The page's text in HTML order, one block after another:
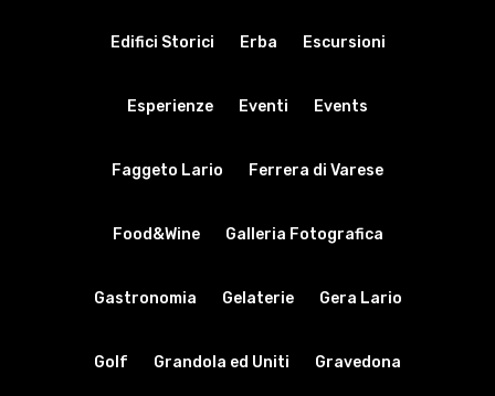
Edifici Storici Erba Escursioni
Esperienze Eventi Events
Faggeto Lario Ferrera di Varese
Food&Wine Galleria Fotografica
Gastronomia Gelaterie Gera Lario
Golf Grandola ed Uniti Gravedona